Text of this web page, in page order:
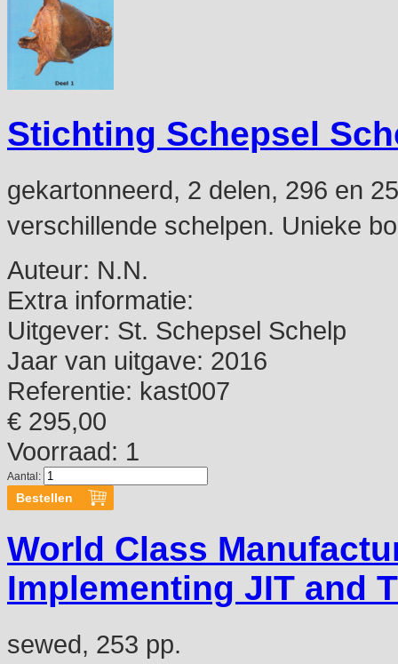
Stichting Schepsel
gekartonneerd, 2 delen, 296 en
verschillende schelpen. Unieke
Auteur: N.N.
Extra informatie:
Uitgever: St. Schepsel Schelp
Jaar van uitgave: 2016
Referentie: kast007
€ 295,00
Voorraad: 1
Aantal:
World Class
Implementing JIT and
sewed, 253 pp.